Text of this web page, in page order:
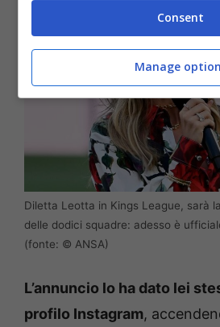
Diletta Leotta in Kings League, sarà
delle dodici squadre: adesso è
(fonte: © ANSA)
L’annuncio lo ha dato lei
profilo Instagram,
Consent
Manage